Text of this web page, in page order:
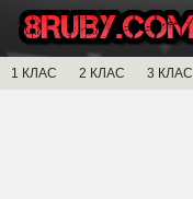
1 КЛАС 2 КЛАС 3 КЛАС